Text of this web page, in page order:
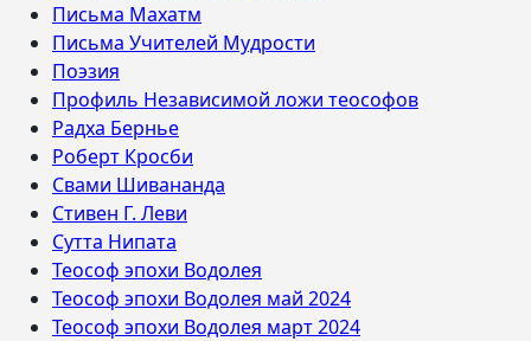
Письма Махатм
Письма Учителей Мудрости
Поэзия
Профиль Независимой ложи теософов
Радха Бернье
Роберт Кросби
Свами Шивананда
Стивен Г. Леви
Сутта Нипата
Теософ эпохи Водолея
Теософ эпохи Водолея май 2024
Теософ эпохи Водолея март 2024